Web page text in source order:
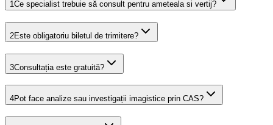
1Ce specialist trebuie să consult pentru ameteala si vertij?
2Este obligatoriu biletul de trimitere?
3Consultația este gratuită?
4Pot face analize sau investigații imagistice prin CAS?